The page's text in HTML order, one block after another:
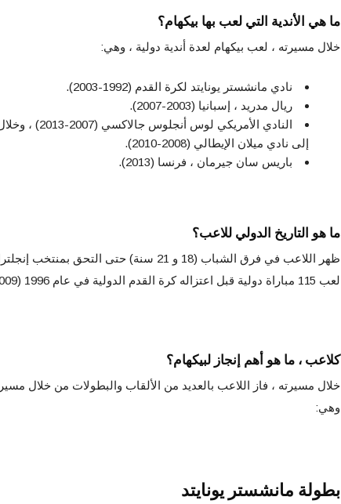
ما هي الأندية التي لعب بها بيكهام؟
خلال مسيرته ، لعب بيكهام لعدة أندية دولية ، وهي:
نادي مانشستر يونايتد لكرة القدم (1992-2003).
ريال مدريد ، إسبانيا (2003-2007).
النادي
إلى نادي ميلان الإيطالي (2008-2010).
باريس سان جيرمان ، فرنسا (2013).
ما هو التاريخ الدولي للاعب؟
لعب 115 مباراة دولية قبل اعتزاله كرة القدم الدولية في عام 1996 (2009).
كلاعب ، ما هو أهم إنجاز لبيكهام؟
خلال مسيرته ، فاز اللاعب بالعديد من الألقاب والبطولات من خلال
وهي:
بطولة مانشستر يونايتد